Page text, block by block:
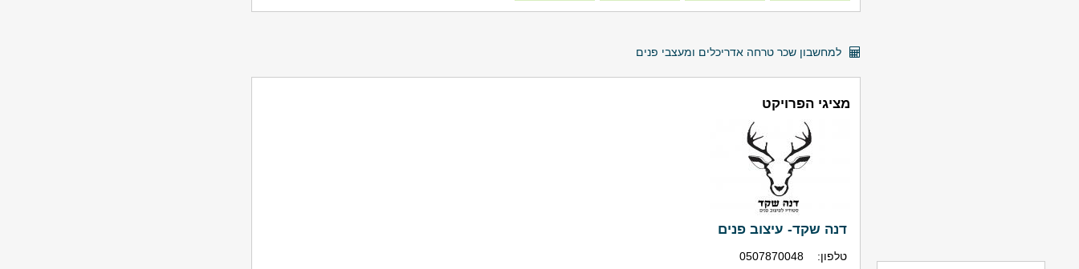
למחשבון שכר טרחה אדריכלים ומעצבי פנים
מציגי הפרויקט
דנה שקד- עיצוב פנים
טלפון:
0507870048